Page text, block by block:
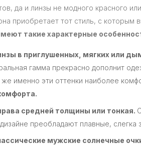
да и линзы не модного красного
приобретает тот стиль, с которым
такие характерные
в приглушенных, мягких или
гамма прекрасно дополнит
именно эти оттенки наиболее
средней толщины или тонкая.
преобладают плавные, слегка
мужские солнечные